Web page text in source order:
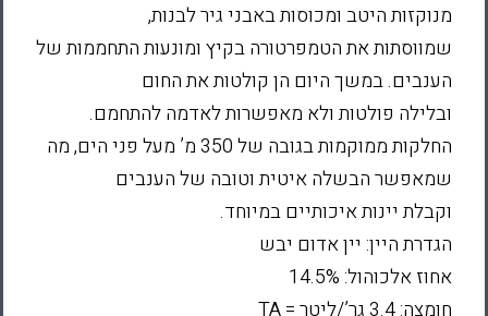
מנוקזות היטב ומכוסות באבני גיר לבנות,
שמווסתות את הטמפרטורה בקיץ ומונעות התחממות של
הענבים. במשך היום הן קולטות את החום
ובלילה פולטות ולא מאפשרות לאדמה להתחמם.
החלקות ממוקמות בגובה של 350 מ’ מעל פני הים, מה
שמאפשר הבשלה איטית וטובה של הענבים
וקבלת יינות איכותיים במיוחד.
הגדרת היין: יין אדום יבש
אחוז אלכוהול: 14.5%